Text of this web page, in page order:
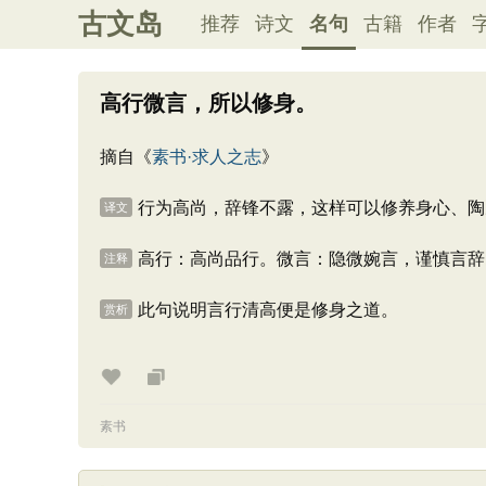
古文岛 推荐 诗文 名句 古籍 作者
高行微言，所以修身。
摘自《素书·求人之志》
译文 行为高尚，辞锋不露，这样可以修养身心、陶
注释 高行：高尚品行。微言：隐微婉言，谨慎言辞
赏析 此句说明言行清高便是修身之道。
素书